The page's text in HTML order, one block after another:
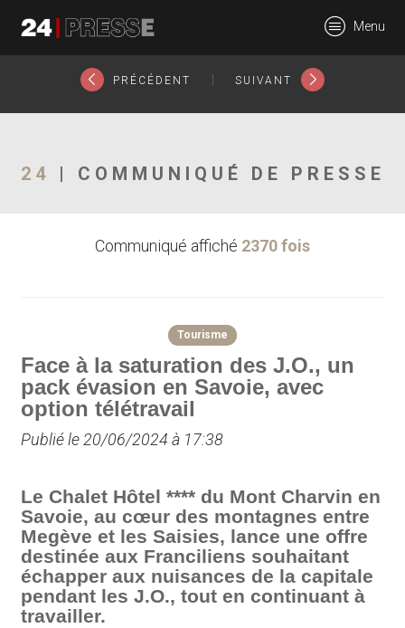
24Presse -
Communiqués de
Menu
PRÉCÉDENT SUIVANT
24 | COMMUNIQUÉ DE PRESSE
Communiqué affiché 2370 fois
Tourisme
Face à la saturation des J.O., un
pack évasion en Savoie, avec
option télétravail
Publié le 20/06/2024 à 17:38
Le Chalet Hôtel **** du Mont Charvin en
Savoie, au cœur des montagnes entre
Megève et les Saisies, lance une offre
destinée aux Franciliens souhaitant
échapper aux nuisances de la capitale
pendant les J.O., tout en continuant à
travailler.